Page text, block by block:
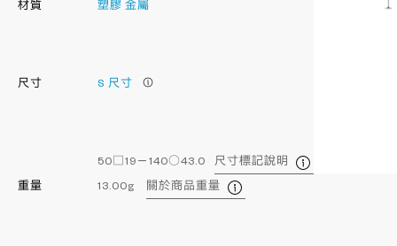
材質 塑膠 金屬
尺寸 S 尺寸
50□19－140○43.0 尺寸標記說明
重量 13.00g 關於商品重量